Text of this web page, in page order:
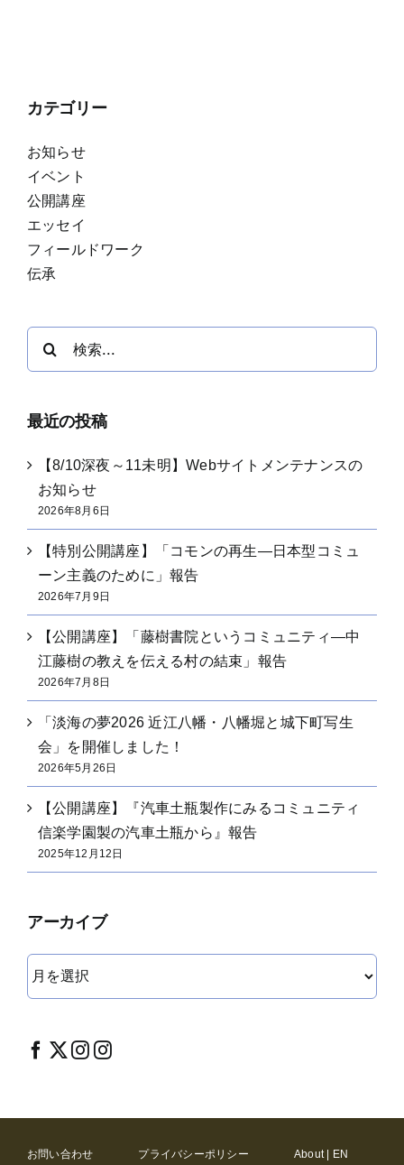
カテゴリー
お知らせ
イベント
公開講座
エッセイ
フィールドワーク
伝承
最近の投稿
【8/10深夜～11未明】Webサイトメンテナンスの
お知らせ
2026年8月6日
【特別公開講座】「コモンの再生―日本型コミュ
ーン主義のために」報告
2026年7月9日
【公開講座】「藤樹書院というコミュニティ―中
江藤樹の教えを伝える村の結束」報告
2026年7月8日
「淡海の夢2026 近江八幡・八幡堀と城下町写生
会」を開催しました！
2026年5月26日
【公開講座】『汽車土瓶製作にみるコミュニティ
信楽学園製の汽車土瓶から』報告
2025年12月12日
アーカイブ
イ
ブ
お問い合わせ プライバシーポリシー About | EN